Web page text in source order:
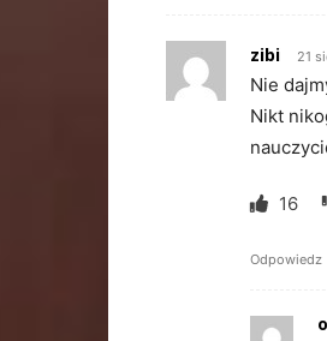
zibi 21
Nie
Nikt
16
Odpowiedz